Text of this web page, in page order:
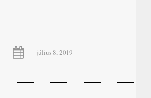
július 8, 2019